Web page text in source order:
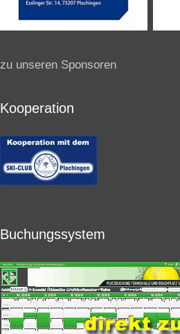
zu unseren Sponsoren
Kooperation
Buchungssystem